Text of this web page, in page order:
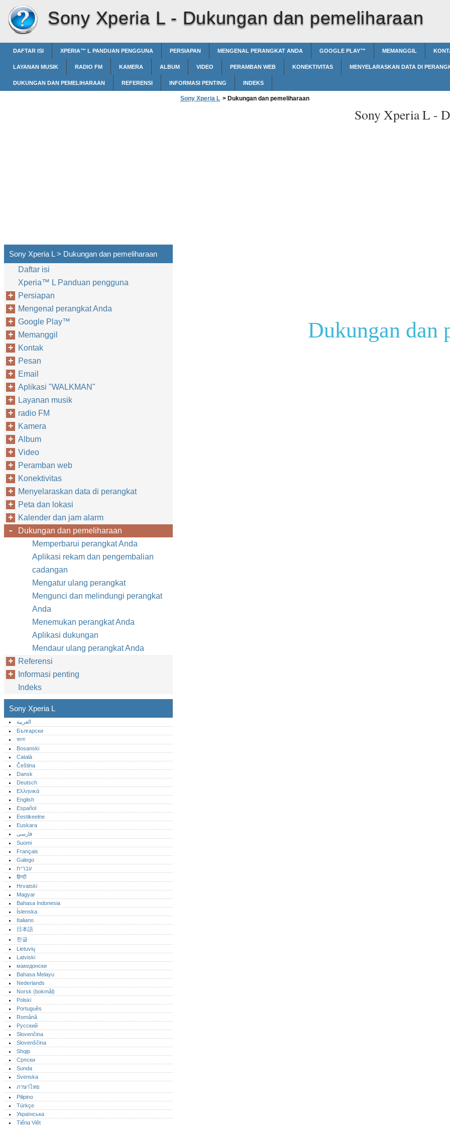
Sony Xperia L - Dukungan dan pemeliharaan
DAFTAR ISI XPERIA™‎ L PANDUAN PENGGUNA PERSIAPAN MENGENAL PERANGKAT ANDA GOOGLE PLAY™‎ MEMANGGIL
LAYANAN MUSIK RADIO FM KAMERA ALBUM VIDEO PERAMBAN WEB KONEKTIVITAS MENYELARASKAN DATA DI
DUKUNGAN DAN PEMELIHARAAN REFERENSI INFORMASI PENTING INDEKS
Sony Xperia L > Dukungan dan pemeliharaan
Sony Xperia L -
Dukungan dan
Sony Xperia L > Dukungan dan pemeliharaan
Daftar isi
Xperia™‎ L Panduan pengguna
Persiapan
Mengenal perangkat Anda
Google Play™‎
Memanggil
Kontak
Pesan
Email
Aplikasi "WALKMAN"
Layanan musik
radio FM
Kamera
Album
Video
Peramban web
Konektivitas
Menyelaraskan data di perangkat
Peta dan lokasi
Kalender dan jam alarm
Dukungan dan pemeliharaan
Memperbarui perangkat Anda
Aplikasi rekam dan pengembalian
cadangan
Mengatur ulang perangkat
Mengunci dan melindungi perangkat
Anda
Menemukan perangkat Anda
Aplikasi dukungan
Mendaur ulang perangkat Anda
Referensi
Informasi penting
Indeks
Sony Xperia L
العربية
Български
বাংলা
Bosanski
Català
Čeština
Dansk
Deutsch
Ελληνικά
English
Español
Eestikeelne
Euskara
فارسی
Suomi
Français
Galego
עברית
हिन्दी
Hrvatski
Magyar
Bahasa Indonesia
Íslenska
Italiano
日本語
한글
Lietuvių
Latviski
македонски
Bahasa Melayu
Nederlands
Norsk (bokmål)‎
Polski
Português‎
Română
Русский
Slovenčina
Slovenščina
Shqip
Српски
Sunda
Svenska
ภาษาไทย
Pilipino
Türkçe
Українська
Tiếng Việt